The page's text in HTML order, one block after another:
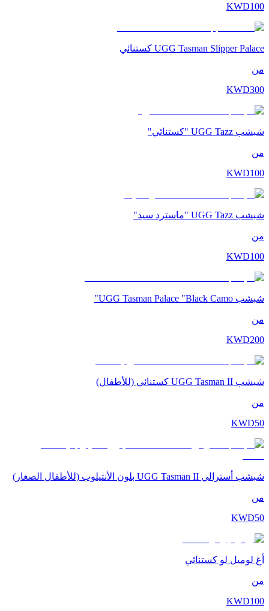
KWD100
UGG Tasman Slipper Palace كستنائي
من
KWD300
شبشب UGG Tazz "كستنائي"
من
KWD100
شبشب UGG Tazz "ماسترد سيد"
من
KWD100
شبشب UGG Tasman Palace "Black Camo"
من
KWD200
شبشب UGG Tasman II كستنائي (للأطفال)
من
KWD50
شبشب أسترالي UGG Tasman II بلون الأنتيلوب (للأطفال الصغار)
من
KWD50
أغ لوميل لو كستنائي
من
KWD100